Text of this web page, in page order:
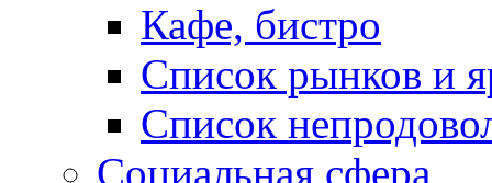
Кафе, бистро
Cписок рынков и
Список
Социальная сфера